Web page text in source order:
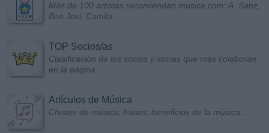
Más de 100 artistas recomiendan musica.com: A. Sanz,
Bon Jovi, Camila...
TOP Socios/as
Clasificación de los socios y socias que más colaboran
en la página
Artículos de Música
Chistes de música, frases, beneficios de la música...